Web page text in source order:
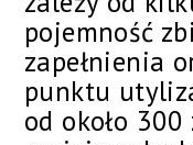
pojemność
zapełnienia
punktu
od około 300